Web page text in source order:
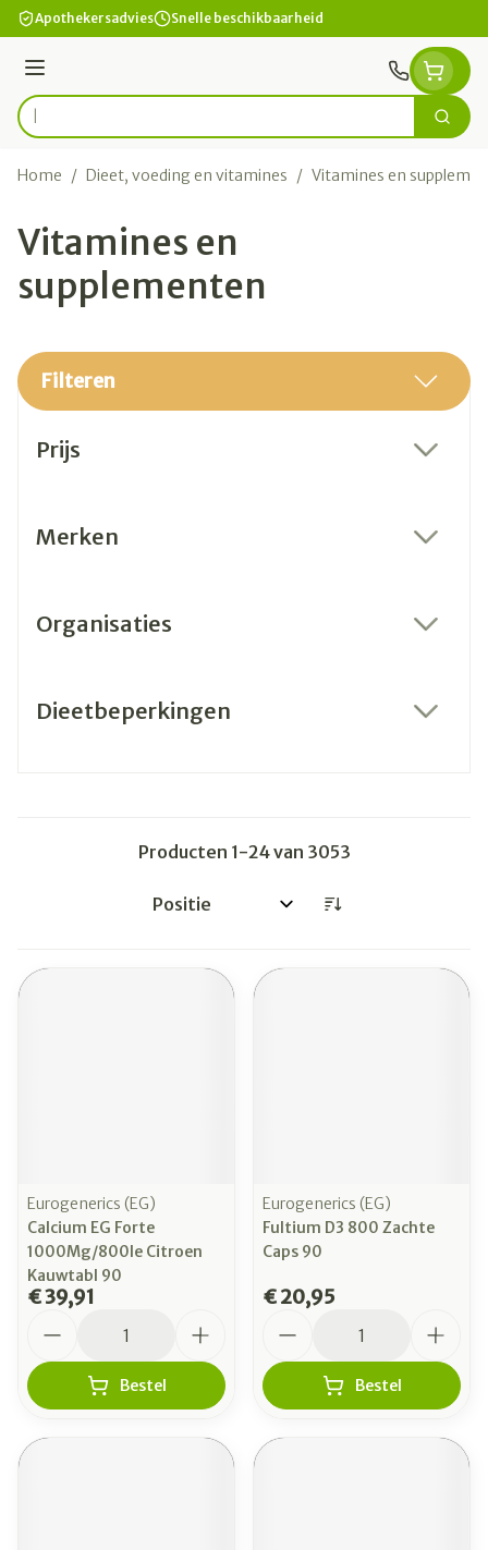
Ga naar de inhoud
Apothekersadvies Snelle beschikbaarheid
Menu
Product, merk, categorie... Zoek
Home / Dieet, voeding en vitamines / Vitamines en
Vitamines en
supplementen
Filteren
Prijs
Merken
Organisaties
Dieetbeperkingen
Producten 1-24van 3053
Sorteer op:
Eurogenerics (EG)
Calcium EG Forte
1000Mg/800Ie Citroen
Kauwtabl 90
€ 39,91
Bestel
Eurogenerics (EG)
Fultium D3 800 Zachte
Caps 90
€ 20,95
Bestel